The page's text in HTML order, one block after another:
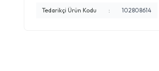
Tedarikçi Ürün Kodu : 102808614